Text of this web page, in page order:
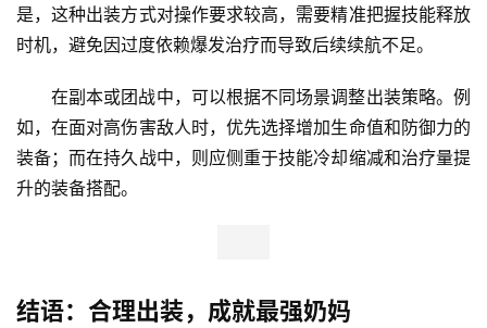
是，这种出装方式对操作要求较高，需要精准把握技能释放
时机，避免因过度依赖爆发治疗而导致后续续航不足。
在副本或团战中，可以根据不同场景调整出装策略。例
如，在面对高伤害敌人时，优先选择增加生命值和防御力的
装备；而在持久战中，则应侧重于技能冷却缩减和治疗量提
升的装备搭配。
结语：合理出装，成就最强奶妈